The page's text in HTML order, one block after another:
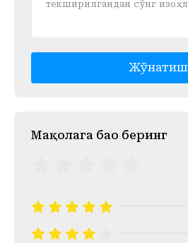
Жўнатиш
Mақолага баҳо беринг